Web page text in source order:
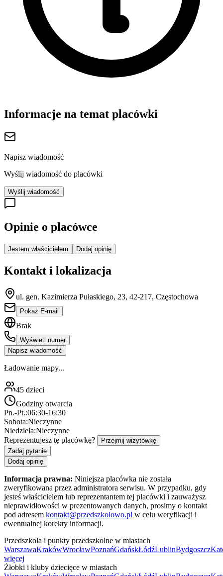
Informacje na temat placówki
Napisz wiadomość
Wyślij wiadomość do placówki
Wyślij wiadomość
Opinie o placówce
Jestem właścicielem Dodaj opinię
Kontakt i lokalizacja
ul. gen. Kazimierza Pułaskiego, 23, 42-217, Częstochowa
Pokaż E-mail
Brak
Wyświetl numer
Napisz wiadomość
Ładowanie mapy...
45 dzieci
Godziny otwarcia
Pn.-Pt.:06:30-16:30
Sobota:Nieczynne
Niedziela:Nieczynne
Reprezentujesz tę placówkę?
Przejmij wizytówkę
Zadaj pytanie
Dodaj opinię
Informacja prawna: Niniejsza placówka nie została
zweryfikowana przez administratora serwisu. W przypadku, gdy
jesteś właścicielem lub reprezentantem tej placówki i zauważysz
nieprawidłowości w prezentowanych danych, prosimy o kontakt
pod adresem kontakt@przedszkolowo.pl w celu weryfikacji i
ewentualnej korekty informacji.
Przedszkola i punkty przedszkolne w miastach
WarszawaKrakówWrocławPoznańGdańskŁódźLublinBydgoszcz
więcej
Żłobki i kluby dziecięce w miastach